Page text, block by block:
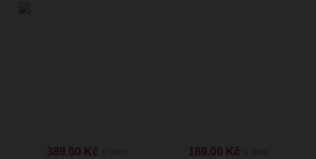
389.00 Kč 189.00 Kč